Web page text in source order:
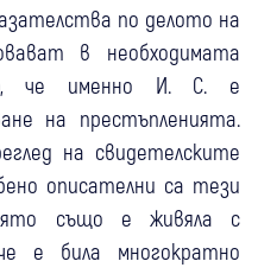
по делото на
в необходимата
че именно И. С. е
на престъпленията.
на свидетелските
описателни са тези
също е живяла с
е била многократно